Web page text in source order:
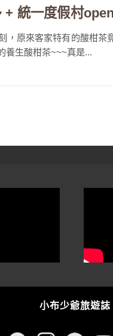
統一度假村
，原來客家特有的酸柑茶
養生酸柑茶~~~真是...
小布少爺旅遊誌